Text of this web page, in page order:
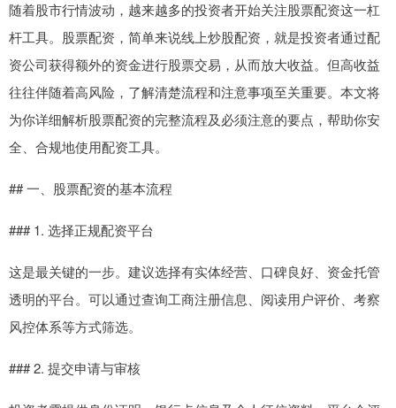
随着股市行情波动，越来越多的投资者开始关注股票配资这一杠
杆工具。股票配资，简单来说线上炒股配资，就是投资者通过配
资公司获得额外的资金进行股票交易，从而放大收益。但高收益
往往伴随着高风险，了解清楚流程和注意事项至关重要。本文将
为你详细解析股票配资的完整流程及必须注意的要点，帮助你安
全、合规地使用配资工具。
## 一、股票配资的基本流程
### 1. 选择正规配资平台
这是最关键的一步。建议选择有实体经营、口碑良好、资金托管
透明的平台。可以通过查询工商注册信息、阅读用户评价、考察
风控体系等方式筛选。
### 2. 提交申请与审核